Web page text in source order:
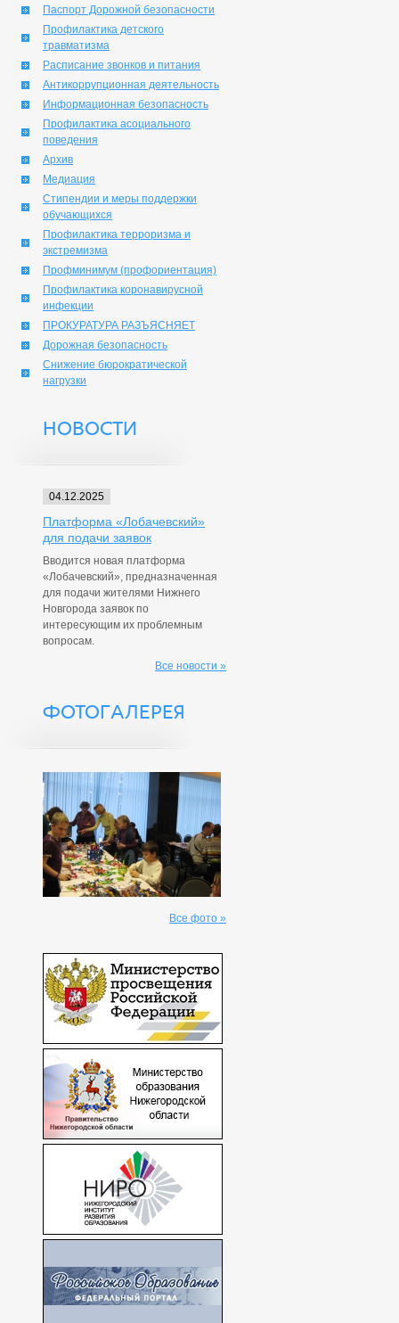
Паспорт Дорожной безопасности
Профилактика детского
травматизма
Расписание звонков и питания
Антикоррупционная деятельность
Информационная безопасность
Профилактика асоциального
поведения
Архив
Медиация
Стипендии и меры поддержки
обучающихся
Профилактика терроризма и
экстремизма
Профминимум (профориентация)
Профилактика коронавирусной
инфекции
ПРОКУРАТУРА РАЗЪЯСНЯЕТ
Дорожная безопасность
Снижение бюрократической
нагрузки
НОВОСТИ
04.12.2025
Платформа «Лобачевский»
для подачи заявок
Вводится новая платформа
«Лобачевский», предназначенная
для подачи жителями Нижнего
Новгорода заявок по
интересующим их проблемным
вопросам.
Все новости »
ФОТОГАЛЕРЕЯ
Все фото »